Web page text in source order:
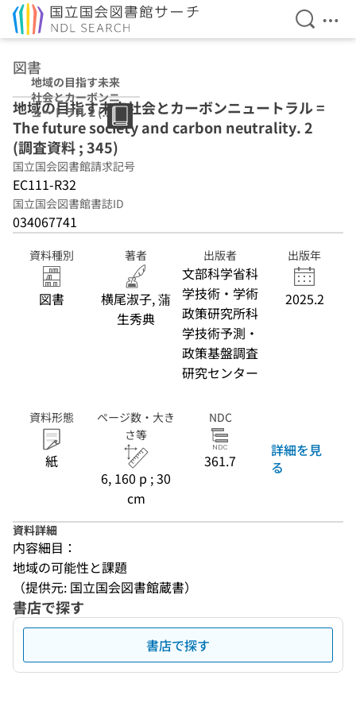
検索を
メ
図書
地域の目指す未来
社会とカーボンニ
ュートラル 2 (調
査資料 ; 345)
地域の目指す未来社会とカーボンニュートラル =
The future society and carbon neutrality. 2
(調査資料 ; 345)
国立国会図書館請求記号
EC111-R32
国立国会図書館書誌ID
034067741
資料種別
図書
著者
横尾淑子, 蒲
生秀典
出版者
文部科学省科
学技術・学術
政策研究所科
学技術予測・
政策基盤調査
研究センター
出版年
2025.2
資料形態
紙
ページ数・大き
さ等
6, 160 p ; 30
cm
NDC
361.7
詳細を見
る
資料詳細
内容細目：
地域の可能性と課題
（提供元: 国立国会図書館蔵書）
書店で探す
書店で探す